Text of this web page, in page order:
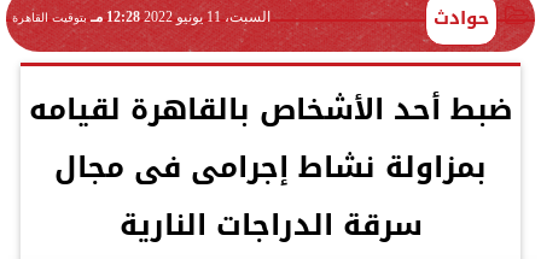
حوادث السبت، 11 يونيو 2022 12:28 مـ بتوقيت القاهرة
ضبط أحد الأشخاص بالقاهرة لقيامه
بمزاولة نشاط إجرامى فى مجال
سرقة الدراجات النارية